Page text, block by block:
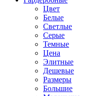
Цвет
Белые
Светлые
Серые
Темные
Цена
Элитные
Дешевые
Размеры
Большие